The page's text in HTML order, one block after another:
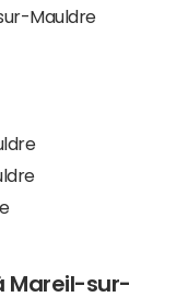
Mauldre
Mareil-sur-